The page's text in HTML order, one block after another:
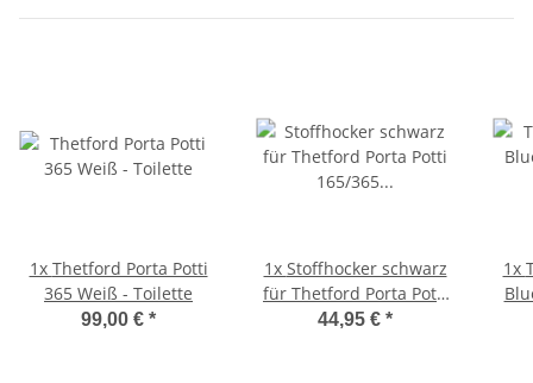
1x Thetford Porta Potti
365 Weiß - Toilette
99,00 € *
1x Stoffhocker schwarz
für Thetford Porta Potti
165/365 mit Polster
44,95 € *
1x